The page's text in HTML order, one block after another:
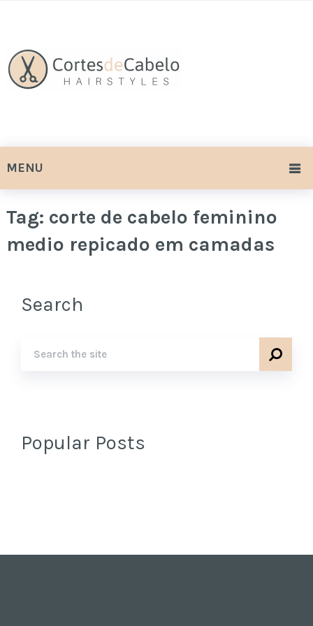
MENU
Tag: corte de cabelo feminino
medio repicado em camadas
Search
Popular Posts